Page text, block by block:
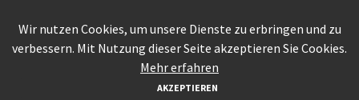
DATENSCHUTZ
Copyright © 2026 formularis
Wir nutzen Cookies, um unsere Dienste zu erbringen und zu
verbessern. Mit Nutzung dieser Seite akzeptieren Sie Cookies.
Mehr erfahren
AKZEPTIEREN